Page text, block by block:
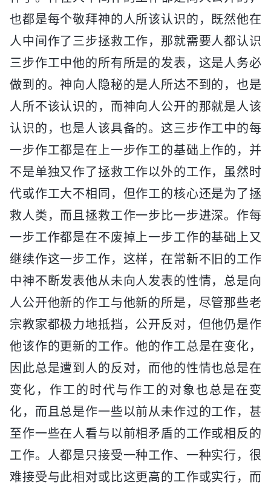
也都是每个敬拜神的人所该认识的，既然他在
人中间作了三步拯救工作，那就需要人都认识
三步作工中他的所有所是的发表，这是人务必
做到的。神向人隐秘的是人所达不到的，也是
人所不该认识的，而神向人公开的那就是人该
认识的，也是人该具备的。这三步作工中的每
一步作工都是在上一步作工的基础上作的，并
不是单独又作了拯救工作以外的工作，虽然时
代或作工大不相同，但作工的核心还是为了拯
救人类，而且拯救工作一步比一步进深。作每
一步工作都是在不废掉上一步工作的基础上又
继续作这一步工作，这样，在常新不旧的工作
中神不断发表他从未向人发表的性情，总是向
人公开他新的作工与他新的所是，尽管那些老
宗教家都极力地抵挡，公开反对，但他仍是作
他该作的更新的工作。他的作工总是在变化，
因此总是遭到人的反对，而他的性情也总是在
变化，作工的时代与作工的对象也总是在变
化，而且总是作一些以前从未作过的工作，甚
至作一些在人看与以前相矛盾的工作或相反的
工作。人都是只接受一种工作、一种实行，很
难接受与此相对或比这更高的工作或实行，而